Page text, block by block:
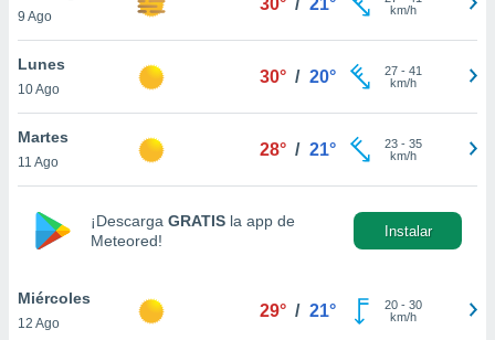
de
aceptar
de
9 Ago
km/h
Lunes
10 Ago
30° / 20° 27- 41
km/h
Martes
11 Ago
28° / 21° 23- 35
km/h
¡Descarga GRATIS la app de
Meteored!
Instalar
Miércoles
12 Ago
29° / 21° 20- 30
km/h